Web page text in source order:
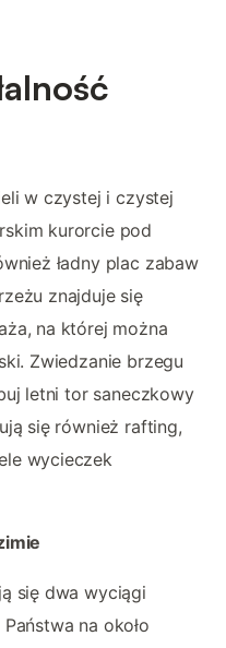
w czystej i czystej
kurorcie pod
ładny plac zabaw
znajduje się
na której można
Zwiedzanie brzegu
letni tor saneczkowy
się również rafting,
wycieczek
się dwa wyciągi
na około